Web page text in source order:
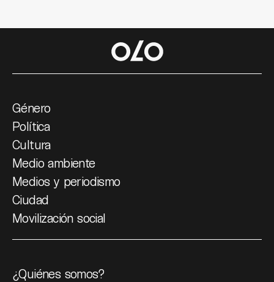
Género
Política
Cultura
Medio ambiente
Medios y periodismo
Ciudad
Movilización social
¿Quiénes somos?